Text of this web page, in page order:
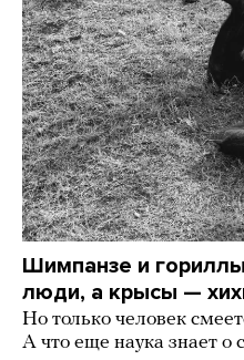
Шимпанзе и
люди, а крысы —
Но только человек
А что еще наука знает о